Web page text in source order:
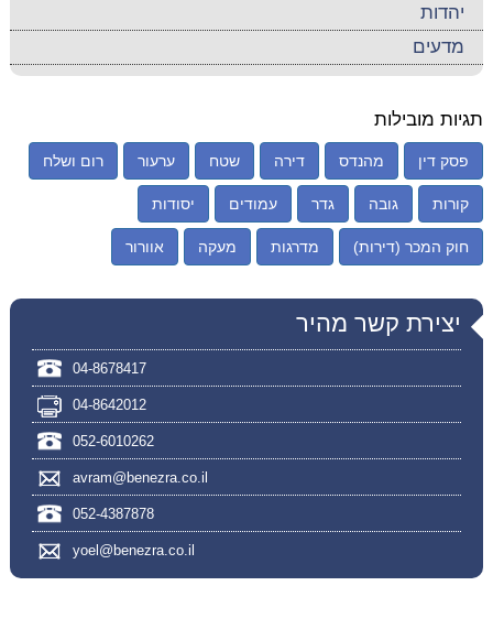
יהדות
מדעים
תגיות מובילות
פסק דין מהנדס דירה שטח ערעור רום ושלח
קורות גובה גדר עמודים יסודות
חוק המכר (דירות) מדרגות מעקה אוורור
יצירת קשר מהיר
04-8678417
04-8642012
052-6010262
avram@benezra.co.il
052-4387878
yoel@benezra.co.il